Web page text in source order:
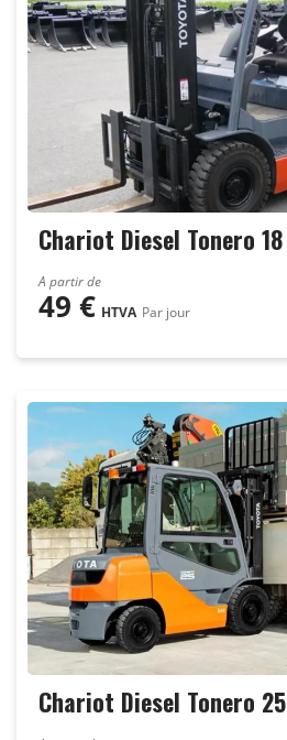
Chariot Diesel Tonero 18
A partir de
49 € HTVA Par jour
Chariot Diesel Tonero 25